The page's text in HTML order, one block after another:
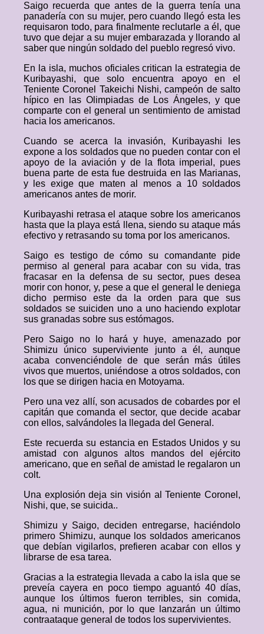
Saigo recuerda que antes de la guerra tenía una
panadería con su mujer, pero cuando llegó esta les
requisaron todo, para finalmente reclutarle a él, que
tuvo que dejar a su mujer embarazada y llorando al
saber que ningún soldado del pueblo regresó vivo.
En la isla, muchos oficiales critican la estrategia de
Kuribayashi, que solo encuentra apoyo en el
Teniente Coronel Takeichi Nishi, campeón de salto
hípico en las Olimpiadas de Los Ángeles, y que
comparte con el general un sentimiento de amistad
hacia los americanos.
Cuando se acerca la invasión, Kuribayashi les
expone a los soldados que no pueden contar con el
apoyo de la aviación y de la flota imperial, pues
buena parte de esta fue destruida en las Marianas,
y les exige que maten al menos a 10 soldados
americanos antes de morir.
Kuribayashi retrasa el ataque sobre los americanos
hasta que la playa está llena, siendo su ataque más
efectivo y retrasando su toma por los americanos.
Saigo es testigo de cómo su comandante pide
permiso al general para acabar con su vida, tras
fracasar en la defensa de su sector, pues desea
morir con honor, y, pese a que el general le deniega
dicho permiso este da la orden para que sus
soldados se suiciden uno a uno haciendo explotar
sus granadas sobre sus estómagos.
Pero Saigo no lo hará y huye, amenazado por
Shimizu único superviviente junto a él, aunque
acaba convenciéndole de que serán más útiles
vivos que muertos, uniéndose a otros soldados, con
los que se dirigen hacia en Motoyama.
Pero una vez allí, son acusados de cobardes por el
capitán que comanda el sector, que decide acabar
con ellos, salvándoles la llegada del General.
Este recuerda su estancia en Estados Unidos y su
amistad con algunos altos mandos del ejército
americano, que en señal de amistad le regalaron un
colt.
Una explosión deja sin visión al Teniente Coronel,
Nishi, que, se suicida..
Shimizu y Saigo, deciden entregarse, haciéndolo
primero Shimizu, aunque los soldados americanos
que debían vigilarlos, prefieren acabar con ellos y
librarse de esa tarea.
Gracias a la estrategia llevada a cabo la isla que se
preveía cayera en poco tiempo aguantó 40 días,
aunque los últimos fueron terribles, sin comida,
agua, ni munición, por lo que lanzarán un último
contraataque general de todos los supervivientes.